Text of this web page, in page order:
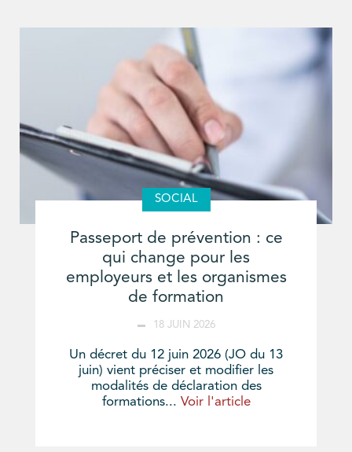
SOCIAL
Passeport de prévention : ce
qui change pour les
employeurs et les organismes
de formation
18 JUIN 2026
Un décret du 12 juin 2026 (JO du 13
juin) vient préciser et modifier les
modalités de déclaration des
formations... Voir l'article